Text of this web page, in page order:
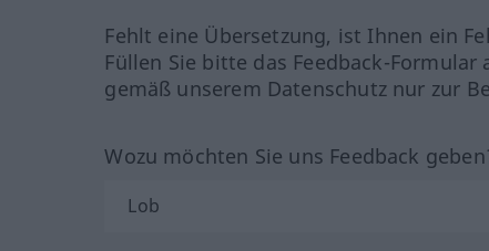
Fehlt eine Übersetzung, ist Ihnen ein
Füllen Sie bitte das Feedback-
gemäß unserem Datenschutz nur zur
Wozu möchten Sie uns Feedback